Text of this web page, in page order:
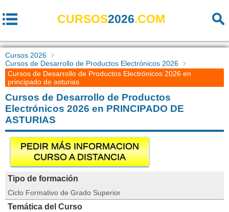
CURSOS2026.COM
Cursos 2026
Cursos de Desarrollo de Productos Electrónicos 2026
Cursos de Desarrollo de Productos Electrónicos 2026 en
principado de asturias
Cursos de Desarrollo de Productos
Electrónicos 2026 en PRINCIPADO DE
ASTURIAS
PEDIR MÁS INFORMACION
CURSO A DISTANCIA
Tipo de formación
Ciclo Formativo de Grado Superior
Temática del Curso